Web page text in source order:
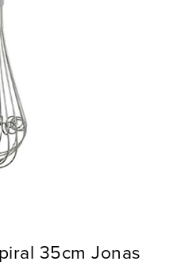
35cm Jonas